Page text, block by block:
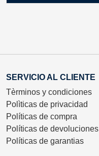
SERVICIO AL CLIENTE
Tèrminos y condiciones
Polìticas de privacidad
Políticas de compra
Políticas de devoluciones
Políticas de garantias